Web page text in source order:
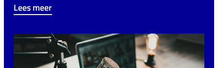
Lees meer